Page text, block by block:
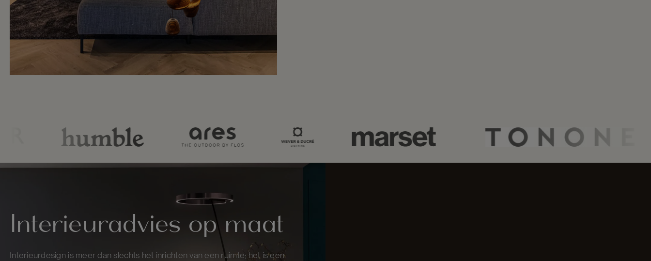
Interieuradvies op maat
Interieurdesign is meer dan slechts het inrichten van een ruimte; het is een